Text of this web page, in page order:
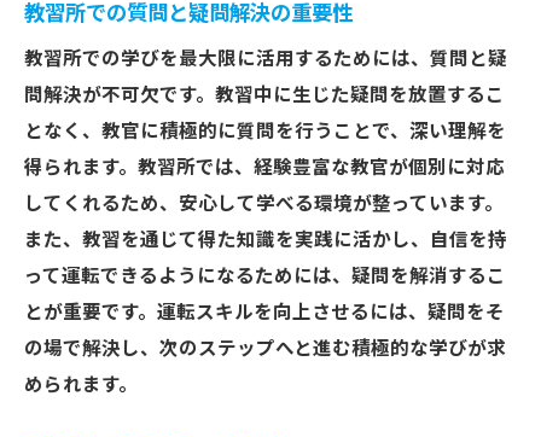
教習所での質問と疑問解決の重要性
教習所での学びを最大限に活用するためには、質問と疑
問解決が不可欠です。教習中に生じた疑問を放置するこ
となく、教官に積極的に質問を行うことで、深い理解を
得られます。教習所では、経験豊富な教官が個別に対応
してくれるため、安心して学べる環境が整っています。
また、教習を通じて得た知識を実践に活かし、自信を持
って運転できるようになるためには、疑問を解消するこ
とが重要です。運転スキルを向上させるには、疑問をそ
の場で解決し、次のステップへと進む積極的な学びが求
められます。